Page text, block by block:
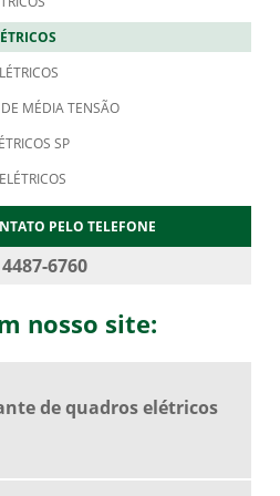
MÉDIA TENSÃO
SP
PELO TELEFONE
6760
nosso site:
de quadros elétricos